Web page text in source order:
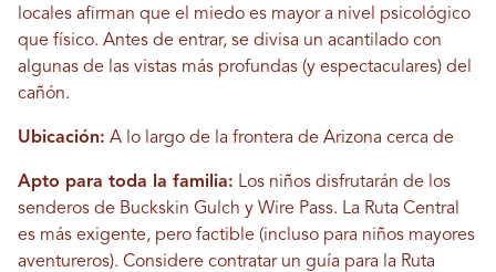
locales afirman que el miedo es mayor a nivel psicológico
que físico. Antes de entrar, se divisa un acantilado con
algunas de las vistas más profundas (y espectaculares) del
cañón.
Ubicación: A lo largo de la frontera de Arizona cerca de
Apto para toda la familia: Los niños disfrutarán de los
senderos de Buckskin Gulch y Wire Pass. La Ruta Central
es más exigente, pero factible (incluso para niños mayores
aventureros). Considere contratar un guía para la Ruta